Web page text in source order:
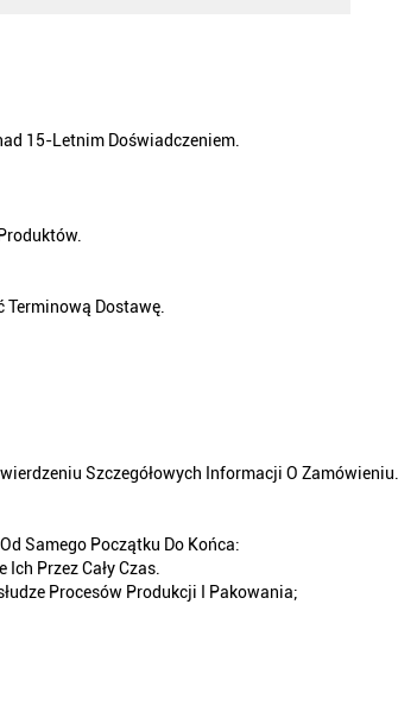
15-Letnim Doświadczeniem.
Terminową Dostawę.
Szczegółowych Informacji O Zamówieniu.
Samego Początku Do Końca:
Przez Cały Czas.
Procesów Produkcji I Pakowania;